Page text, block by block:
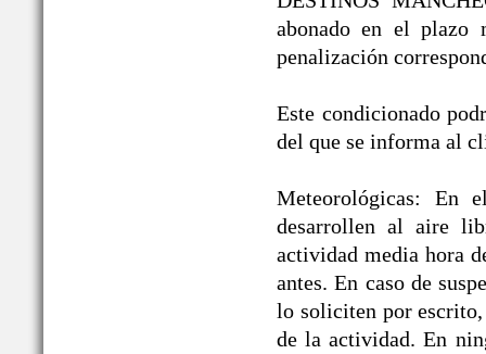
abonado en el plazo
penalización
Este condicionado
del que se informa al
Meteorológicas: En
desarrollen al aire
actividad media hora
antes. En caso de
lo soliciten por
de la actividad. En